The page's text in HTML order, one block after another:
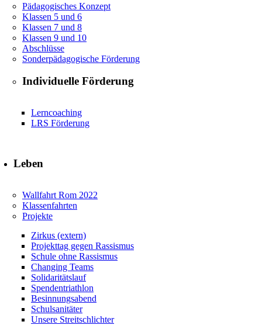
Pädagogisches Konzept
Klassen 5 und 6
Klassen 7 und 8
Klassen 9 und 10
Abschlüsse
Sonderpädagogische Förderung
Individuelle Förderung
Lerncoaching
LRS Förderung
Leben
Wallfahrt Rom 2022
Klassenfahrten
Projekte
Zirkus (extern)
Projekttag gegen Rassismus
Schule ohne Rassismus
Changing Teams
Solidaritätslauf
Spendentriathlon
Besinnungsabend
Schulsanitäter
Unsere Streitschlichter